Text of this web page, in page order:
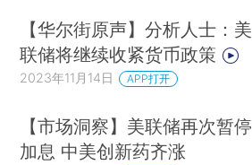
【华尔街原声】分析人士：美
联储将继续收紧货币政策
2023年11月14日 APP打开
【市场洞察】美联储再次暂停
加息 中美创新药齐涨